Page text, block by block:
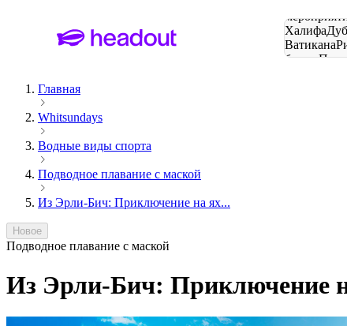
Халифа
Ватикана
башня
Главная
Whitsundays
Водные виды спорта
Подводное плавание с маской
Из Эрли-Бич: Приключение на ях...
Новое
Подводное плавание с маской
Из Эрли-Бич: Приключение